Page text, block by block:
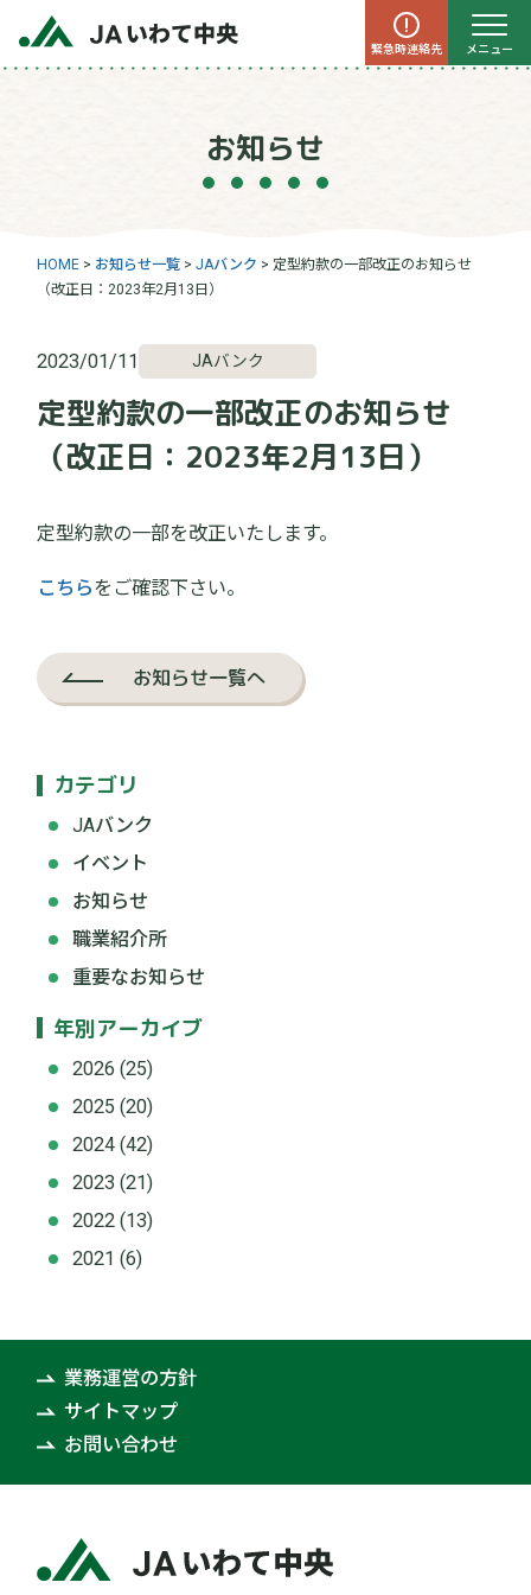
緊急時連絡先 メニュー
お知らせ
HOME > お知らせ一覧 >JAバンク > 定型約款の一部改正のお知らせ
（改正日：2023年2月13日）
2023/01/11 JAバンク
定型約款の一部改正のお知らせ
（改正日：2023年2月13日）
定型約款の一部を改正いたします。
こちら をご確認下さい。
お知らせ一覧へ
カテゴリ
JAバンク
イベント
お知らせ
職業紹介所
重要なお知らせ
年別アーカイブ
2026 (25)
2025 (20)
2024(42)
2023 (21)
2022(13)
2021 (6)
業務運営の方針
サイトマップ
お問い合わせ